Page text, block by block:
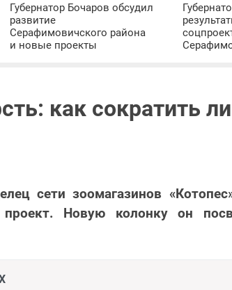
Губернатор Бочаров обсудил
развитие
Серафимовичского района
и новые проекты
как сократить
сети зоомагазинов
Новую колонку он